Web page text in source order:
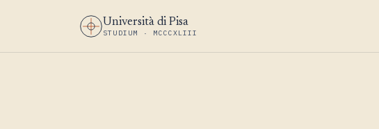
Università di Pisa
STUDIUM · MCCCXLIII